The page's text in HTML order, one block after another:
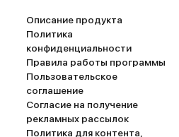
Описание продукта
Политика
конфиденциальности
Правила работы программы
Пользовательское
соглашение
Согласие на получение
рекламных рассылок
Политика для контента,